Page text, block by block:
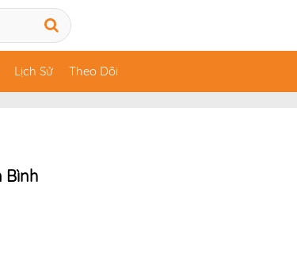
Lịch Sử Theo Dõi
Bình